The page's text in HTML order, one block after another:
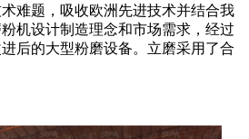
难题，吸收欧洲先进技术并结合我
机设计制造理念和市场需求，经过
后的大型粉磨设备。立磨采用了合